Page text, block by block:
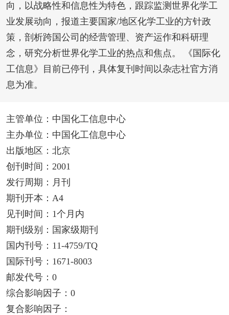
向，以战略性和信息性为特色，跟踪监测世界化学工
业发展动向，报道主要国家/地区化学工业的方针政
策，剖析跨国公司的经营管理、资产运作和科研理
念，研究分析世界化学工业的热点和焦点。 《国际化
工信息》目前已停刊，具体复刊时间以杂志社官方消
息为准。
主管单位：中国化工信息中心
主办单位：中国化工信息中心
出版地区：北京
创刊时间：2001
发行周期：月刊
期刊开本：A4
见刊时间：1个月内
期刊级别：国家级期刊
国内刊号：11-4759/TQ
国际刊号：1671-8003
邮发代号：0
综合影响因子：0
复合影响因子：